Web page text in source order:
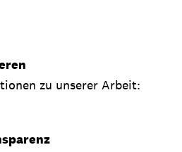
zu unserer Arbeit: